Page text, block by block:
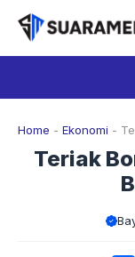
Langsung
isi
Home - Ekonomi -
Teriak